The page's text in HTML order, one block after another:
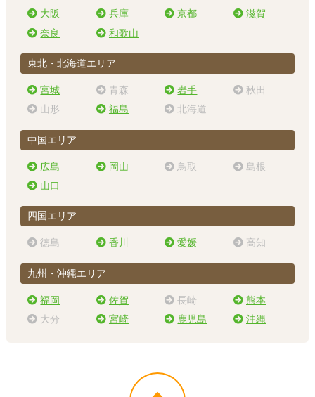
大阪 兵庫 京都
滋賀
奈良
和歌山
東北・北海道エリア
宮城 青森 岩手
秋田
山形
福島 北海道
中国エリア
広島 岡山 鳥取
島根
山口
四国エリア
徳島 香川 愛媛 高知
九州・沖縄エリア
福岡 佐賀 長崎
熊本
大分
宮崎 鹿児島 沖縄